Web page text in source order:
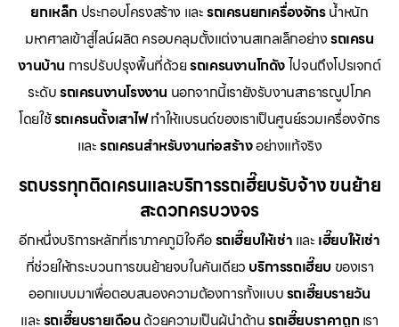
ยกเหล็ก ประกอบโครงสร้าง และรถเครนยกเครื่องจักรน้ำหนัก
มหาศาลเข้าสู่ไลน์ผลิต ครอบคลุมตั้งแต่งานสเกลเล็กอย่างรถเครน
งานบ้าน การปรับปรุงพื้นที่ด้วยรถเครนงานโกดังไปจนถึงโปรเจกต์
ระดับรถเครนงานโรงงาน นอกจากนี้เรายังรับงานสาธารณูปโภค
โดยใช้รถเครนตั้งเสาไฟทำให้แบรนด์ของเราเป็นศูนย์รวมเครื่องจักร
และรถเครนสำหรับงานก่อสร้างอย่างแท้จริง
รถบรรทุกติดเครนและบริการรถเฮี๊ยบรับจ้าง ขนย้าย
สะดวกครบวงจร
อีกหนึ่งบริการหลักที่เราภาคภูมิใจคือรถเฮี๊ยบให้เช่า และ เฮี๊ยบให้เช่า
ที่ช่วยให้กระบวนการขนย้ายจบในคันเดียว บริการรถเฮี๊ยบ ของเรา
ออกแบบมาเพื่อตอบสนองความต้องการทั้งแบบรถเฮี๊ยบรายวัน
และรถเฮี๊ยบรายเดือน ด้วยความเป็นผู้นำด้านรถเฮี๊ยบราคาถูกเรา